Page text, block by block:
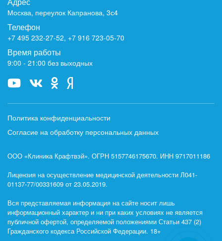
Москва, переулок Капранова, 3с4
Телефон
+7 495 232-27-52, +7 916 723-05-70
Время работы
9:00 - 21:00 без выходных
Политика конфиденциальности
Согласие на обработку персональных данных
ООО «Клиника Крафтвэй». ОГРН 5157746175670. ИНН 9717011186
Лицензия на осуществление медицинской деятельности Л041-
01137-77/00331609 от 23.05.2019.
Вся представляемая информация на сайте носит лишь
информационный характер и ни при каких условиях не является
публичной офертой, определяемой положениями Статьи 437 (2)
Гражданского кодекса Российской Федерации. 18+